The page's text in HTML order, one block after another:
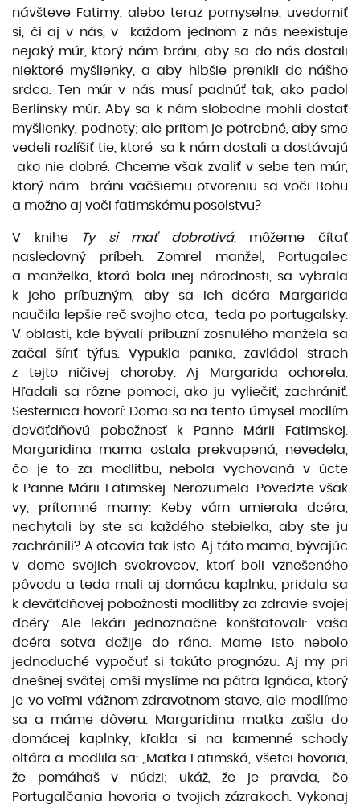
návšteve Fatimy, alebo teraz pomyselne, uvedomiť
si, či aj v nás, v každom jednom z nás neexistuje
nejaký múr, ktorý nám bráni, aby sa do nás dostali
niektoré myšlienky, a aby hlbšie prenikli do nášho
srdca. Ten múr v nás musí padnúť tak, ako padol
Berlínsky múr. Aby sa k nám slobodne mohli dostať
myšlienky, podnety; ale pritom je potrebné, aby sme
vedeli rozlíšiť tie, ktoré sa k nám dostali a dostávajú
ako nie dobré. Chceme však zvaliť v sebe ten múr,
ktorý nám bráni väčšiemu otvoreniu sa voči Bohu
a možno aj voči fatimskému posolstvu?
V knihe Ty si mať dobrotivá, môžeme čítať
nasledovný príbeh. Zomrel manžel, Portugalec
a manželka, ktorá bola inej národnosti, sa vybrala
k jeho príbuzným, aby sa ich dcéra Margarida
naučila lepšie reč svojho otca, teda po portugalsky.
V oblasti, kde bývali príbuzní zosnulého manžela sa
začal šíriť týfus. Vypukla panika, zavládol strach
z tejto ničivej choroby. Aj Margarida ochorela.
Hľadali sa rôzne pomoci, ako ju vyliečiť, zachrániť.
Sesternica hovorí: Doma sa na tento úmysel modlím
deväťdňovú pobožnosť k Panne Márii Fatimskej.
Margaridina mama ostala prekvapená, nevedela,
čo je to za modlitbu, nebola vychovaná v úcte
k Panne Márii Fatimskej. Nerozumela. Povedzte však
vy, prítomné mamy: Keby vám umierala dcéra,
nechytali by ste sa každého stebielka, aby ste ju
zachránili? A otcovia tak isto. Aj táto mama, bývajúc
v dome svojich svokrovcov, ktorí boli vznešeného
pôvodu a teda mali aj domácu kaplnku, pridala sa
k deväťdňovej pobožnosti modlitby za zdravie svojej
dcéry. Ale lekári jednoznačne konštatovali: vaša
dcéra sotva dožije do rána. Mame isto nebolo
jednoduché vypočuť si takúto prognózu. Aj my pri
dnešnej svätej omši myslíme na pátra Ignáca, ktorý
je vo veľmi vážnom zdravotnom stave, ale modlíme
sa a máme dôveru. Margaridina matka zašla do
domácej kaplnky, kľakla si na kamenné schody
oltára a modlila sa: „Matka Fatimská, všetci hovoria,
že pomáhaš v núdzi; ukáž, že je pravda, čo
Portugalčania hovoria o tvojich zázrakoch. Vykonaj